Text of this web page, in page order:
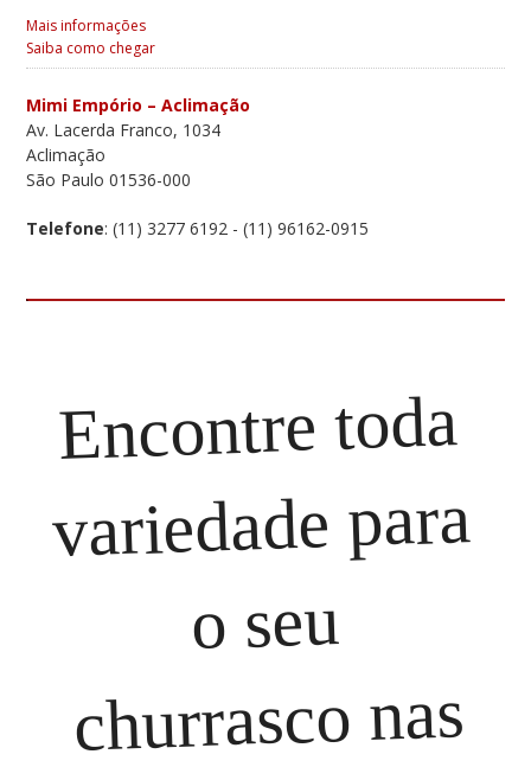
Mais informações
Saiba como chegar
Mimi Empório – Aclimação
Av. Lacerda Franco, 1034
Aclimação
São Paulo 01536-000
Telefone: (11) 3277 6192 - (11) 96162-0915
Email: aclimacao@espetinhosmimi.com.br
Empório Mimi Moema
Av. Jamaris, 310
São Paulo 04078-000
Telefone: (11) 5051 8525 | (11) 5051 0148
: moema@espetinhosmimi.com.br
Saiba como chegar
Encontre toda
variedade para
o seu
churrasco nas